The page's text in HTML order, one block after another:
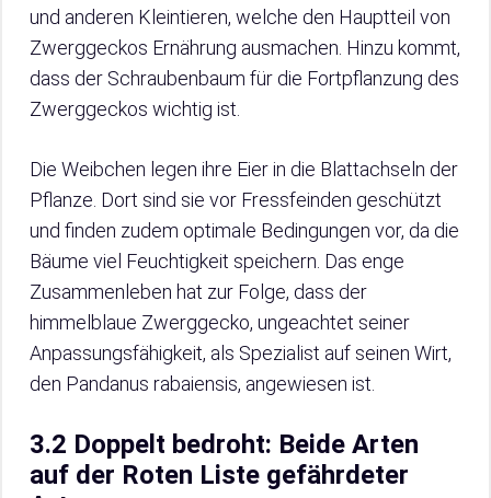
und anderen Kleintieren, welche den Hauptteil von
Zwerggeckos Ernährung ausmachen. Hinzu kommt,
dass der Schraubenbaum für die Fortpflanzung des
Zwerggeckos wichtig ist.
Die Weibchen legen ihre Eier in die Blattachseln der
Pflanze. Dort sind sie vor Fressfeinden geschützt
und finden zudem optimale Bedingungen vor, da die
Bäume viel Feuchtigkeit speichern. Das enge
Zusammenleben hat zur Folge, dass der
himmelblaue Zwerggecko, ungeachtet seiner
Anpassungsfähigkeit, als Spezialist auf seinen Wirt,
den Pandanus rabaiensis, angewiesen ist.
3.2 Doppelt bedroht: Beide Arten
auf der Roten Liste gefährdeter